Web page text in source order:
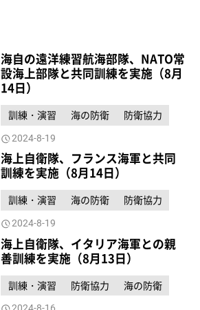
海自の遠洋練習航海部隊、NATO常
設海上部隊と共同訓練を実施（8月
14日）
訓練・演習 海の防衛 防衛協力
2024-8-19
海上自衛隊、フランス海軍と共同
訓練を実施（8月14日）
訓練・演習 海の防衛 防衛協力
2024-8-19
海上自衛隊、イタリア海軍との親
善訓練を実施（8月13日）
訓練・演習 防衛協力 海の防衛